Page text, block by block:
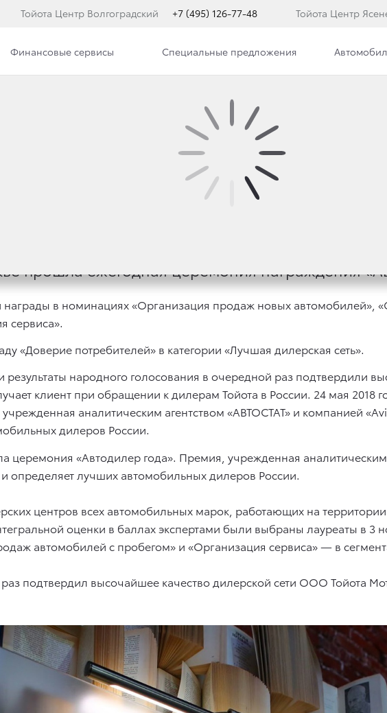
Тойота Центр Волгоградский +7 (495) 126-77-48 Тойота Центр
Финансовые сервисы Специальные предложения
ПРИЗНАНЫ ЛУЧШИМИ
прошла ежегодная церемония награждения
награды в номинациях «Организация продаж новых автомобилей»,
сервиса».
«Доверие потребителей» в категории «Лучшая дилерская сеть».
результаты народного голосования в очередной раз подтвердили
клиент при обращении к дилерам Тойота в России. 24 мая 2018
аналитическим агентством «АВТОСТАТ» и компанией
дилеров России.
церемония «Автодилер года». Премия, учрежденная
определяет лучших автомобильных дилеров России.
центров всех автомобильных марок, работающих на
оценки в баллах экспертами были выбраны лауреаты в
автомобилей с пробегом» и «Организация сервиса» — в
раз подтвердил высочайшее качество дилерской сети ООО Тойота